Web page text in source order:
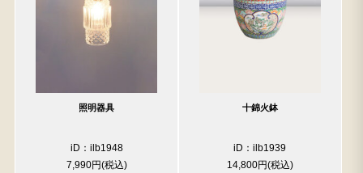
照明器具
iD：ilb1948
7,990円
十錦火鉢
iD：ilb1939
14,800円